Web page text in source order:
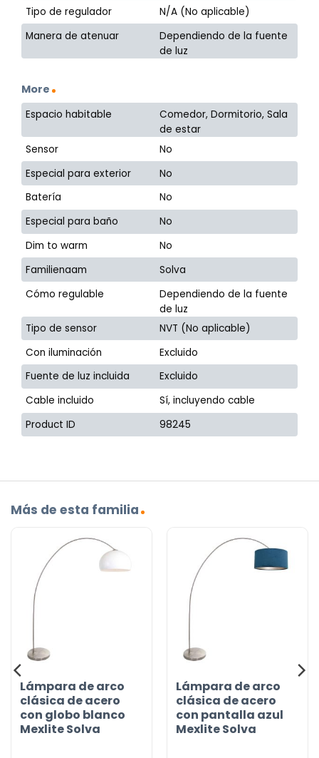
Tipo de regulador
N/A (No aplicable)
Manera de atenuar
Dependiendo de la fuente
de luz
More
Espacio habitable
Comedor, Dormitorio, Sala
de estar
Sensor
No
Especial para exterior
No
Batería
No
Especial para baño
No
Dim to warm
No
Familienaam
Solva
Cómo regulable
Dependiendo de la fuente
de luz
Tipo de sensor
NVT (No aplicable)
Con iluminación
Excluido
Fuente de luz incluida
Excluido
Cable incluido
Sí, incluyendo cable
Product ID
98245
Más de esta familia
Lámpara de arco
clásica de acero
con globo blanco
Mexlite Solva
Lámpara de arco
clásica de acero
con pantalla azul
Mexlite Solva